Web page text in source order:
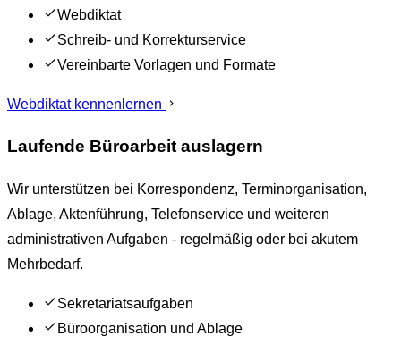
Webdiktat
Schreib- und Korrekturservice
Vereinbarte Vorlagen und Formate
Webdiktat kennenlernen
Laufende Büroarbeit auslagern
Wir unterstützen bei Korrespondenz, Terminorganisation,
Ablage, Aktenführung, Telefonservice und weiteren
administrativen Aufgaben - regelmäßig oder bei akutem
Mehrbedarf.
Sekretariatsaufgaben
Büroorganisation und Ablage